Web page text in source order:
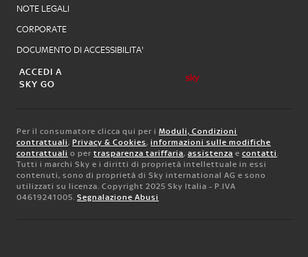
NOTE LEGALI
CORPORATE
DOCUMENTO DI ACCESSIBILITA'
ACCEDI A
SKY GO
Per il consumatore clicca qui per i Moduli, Condizioni
contrattuali, Privacy & Cookies, informazioni sulle modifiche
contrattuali o per trasparenza tariffaria, assistenza e contatti.
Tutti i marchi Sky e i diritti di proprietà intellettuale in essi
contenuti, sono di proprietà di Sky international AG e sono
utilizzati su licenza. Copyright 2025 Sky Italia - P.IVA
04619241005. Segnalazione Abusi